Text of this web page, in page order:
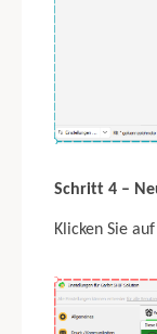
Schritt 4 –
Klicken Sie auf